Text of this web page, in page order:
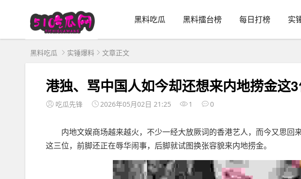
黑料吃瓜 黑料擂台榜 每日打榜 实
黑料吃瓜 实锤爆料 文章正文
港独、骂中国人如今却还想来内地捞金这
吃瓜先锋 2026年05月02日 21:25 1 0
内地文娱商场越来越火，不少一经大放厥词的香港艺人，而今又思回
这三位，前脚还正在辱华闹事，后脚就试图换张容貌来内地捞金。